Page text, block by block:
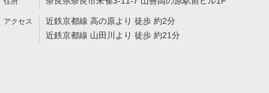
近鉄京都線 高の原より 徒歩 約2分
近鉄京都線 山田川より 徒歩 約21分